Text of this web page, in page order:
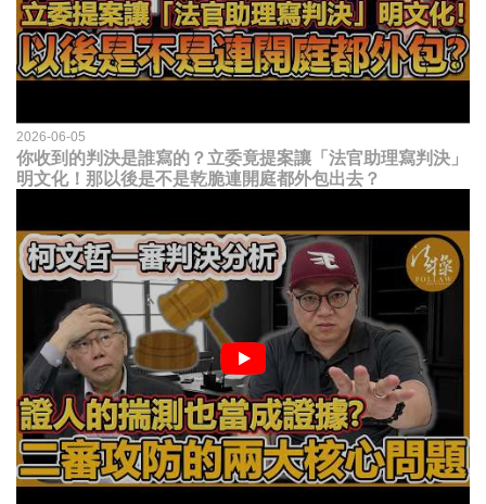
2026-06-05
你收到的判決是誰寫的？立委竟提案讓「法官助理寫判決」
明文化！那以後是不是乾脆連開庭都外包出去？